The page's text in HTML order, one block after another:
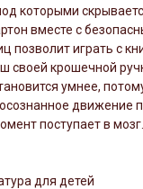
которыми
вместе с
позволит играть с
своей крошечной
умнее,
движение
поступает в мозг.
для детей